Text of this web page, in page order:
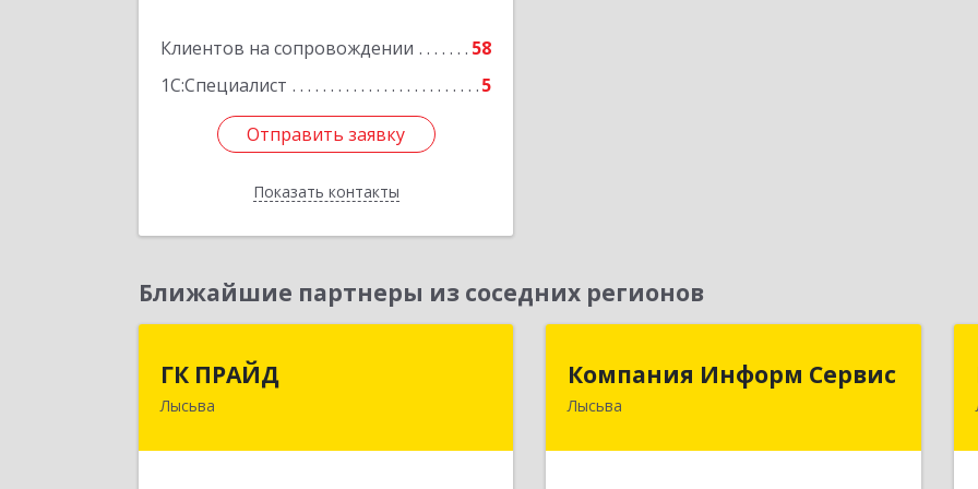
Клиентов на сопровождении
58
1С:Специалист
5
Отправить заявку
Показать контакты
Отправить заявку
Назад
Ближайшие партнеры из соседних регионов
ГК ПРАЙД
Лысьва618909, Пермский край, Лысьва г,
Компания Информ Сервис
Лысьва
Компания Информ Сервис
618909, Пермский край, Лысьва г,